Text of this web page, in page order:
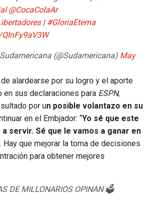
@CocaColaAr
|#GloriaEterna
(@Sudamericana) May
alardearse por su logro y el aporte
en sus declaraciones para ESPN,
por un posible volantazo en su
en el Embjador: “Yo sé que este
servir. Sé que le vamos a ganar en
. Hay que mejorar la toma de decisiones
para obtener mejores
DE MILLONARIOS OPINAN 🗳️